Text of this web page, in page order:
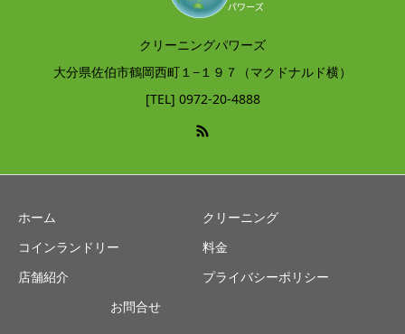
クリーニングパワーズ
大分県佐伯市鶴岡西町１−１９７（マクドナルド横）
[TEL] 0972-20-4888
ホーム
クリーニング
コインランドリー
料金
店舗紹介
プライバシーポリシー
お問合せ